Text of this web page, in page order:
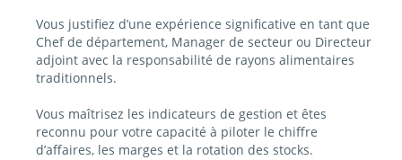
Vous justifiez d’une expérience significative en tant que
Chef de département, Manager de secteur ou Directeur
adjoint avec la responsabilité de rayons alimentaires
traditionnels.
Vous maîtrisez les indicateurs de gestion et êtes
reconnu pour votre capacité à piloter le chiffre
d’affaires, les marges et la rotation des stocks.